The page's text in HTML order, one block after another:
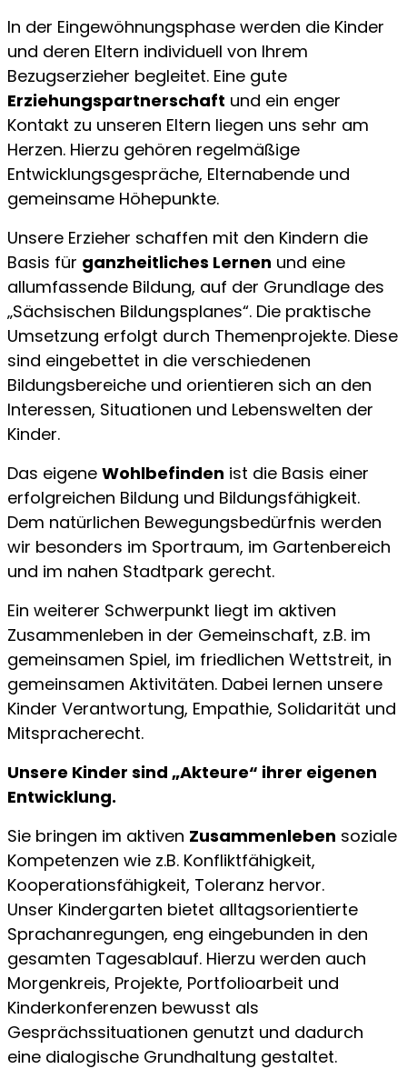
In der Eingewöhnungsphase werden die Kinder
und deren Eltern individuell von Ihrem
Bezugserzieher begleitet. Eine gute
Erziehungspartnerschaft und ein enger
Kontakt zu unseren Eltern liegen uns sehr am
Herzen. Hierzu gehören regelmäßige
Entwicklungsgespräche, Elternabende und
gemeinsame Höhepunkte.
Unsere Erzieher schaffen mit den Kindern die
Basis für ganzheitliches Lernen und eine
allumfassende Bildung, auf der Grundlage des
„Sächsischen Bildungsplanes“. Die praktische
Umsetzung erfolgt durch Themenprojekte. Diese
sind eingebettet in die verschiedenen
Bildungsbereiche und orientieren sich an den
Interessen, Situationen und Lebenswelten der
Kinder.
Das eigene Wohlbefinden ist die Basis einer
erfolgreichen Bildung und Bildungsfähigkeit.
Dem natürlichen Bewegungsbedürfnis werden
wir besonders im Sportraum, im Gartenbereich
und im nahen Stadtpark gerecht.
Ein weiterer Schwerpunkt liegt im aktiven
Zusammenleben in der Gemeinschaft, z.B. im
gemeinsamen Spiel, im friedlichen Wettstreit, in
gemeinsamen Aktivitäten. Dabei lernen unsere
Kinder Verantwortung, Empathie, Solidarität und
Mitspracherecht.
Unsere Kinder sind „Akteure“ ihrer eigenen
Entwicklung.
Sie bringen im aktiven Zusammenleben soziale
Kompetenzen wie z.B. Konfliktfähigkeit,
Kooperationsfähigkeit, Toleranz hervor.
Unser Kindergarten bietet alltagsorientierte
Sprachanregungen, eng eingebunden in den
gesamten Tagesablauf. Hierzu werden auch
Morgenkreis, Projekte, Portfolioarbeit und
Kinderkonferenzen bewusst als
Gesprächssituationen genutzt und dadurch
eine dialogische Grundhaltung gestaltet.